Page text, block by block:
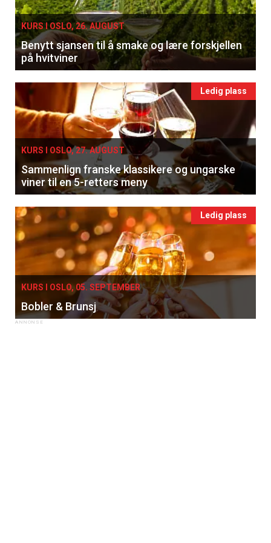
KURS I OSLO, 26. AUGUST
Benytt sjansen til å smake og lære forskjellen
på hvitviner
Ledig plass
KURS I OSLO, 27. AUGUST
Sammenlign franske klassikere og ungarske
viner til en 5-retters meny
Ledig plass
KURS I OSLO, 05. SEPTEMBER
Bobler & Brunsj